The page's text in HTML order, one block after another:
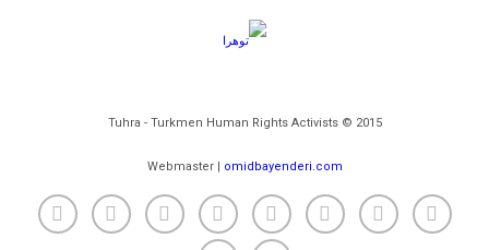
Tuhra - Turkmen Human Rights Activists © 2015
Webmaster | omidbayenderi.com